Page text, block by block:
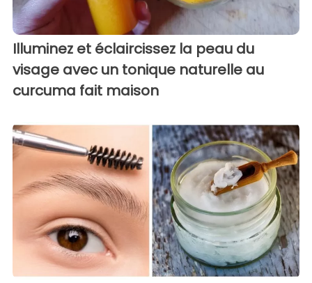
Illuminez et éclaircissez la peau du
visage avec un tonique naturelle au
curcuma fait maison